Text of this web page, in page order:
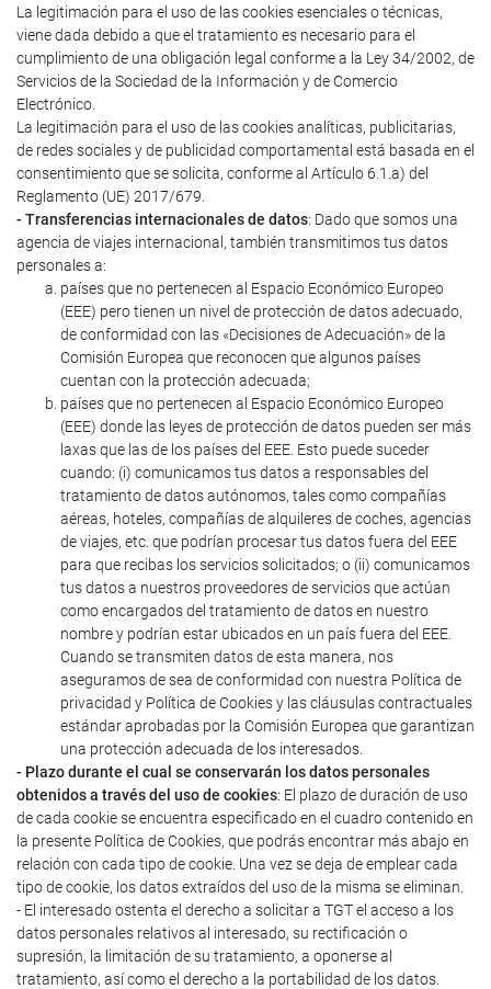
La legitimación para el uso de las cookies esenciales o técnicas,
viene dada debido a que el tratamiento es necesario para el
cumplimiento de una obligación legal conforme a la Ley 34/2002, de
Servicios de la Sociedad de la Información y de Comercio
Electrónico.
La legitimación para el uso de las cookies analíticas, publicitarias,
de redes sociales y de publicidad comportamental está basada en el
consentimiento que se solicita, conforme al Artículo 6.1.a) del
Reglamento (UE) 2017/679.
- Transferencias internacionales de datos: Dado que somos una
agencia de viajes internacional, también transmitimos tus datos
personales a:
países que no pertenecen al Espacio Económico Europeo
(EEE) pero tienen un nivel de protección de datos adecuado,
de conformidad con las «Decisiones de Adecuación» de la
Comisión Europea que reconocen que algunos países
cuentan con la protección adecuada;
países que no pertenecen al Espacio Económico Europeo
(EEE) donde las leyes de protección de datos pueden ser más
laxas que las de los países del EEE. Esto puede suceder
cuando: (i) comunicamos tus datos a responsables del
tratamiento de datos autónomos, tales como compañías
aéreas, hoteles, compañías de alquileres de coches, agencias
de viajes, etc. que podrían procesar tus datos fuera del EEE
para que recibas los servicios solicitados; o (ii) comunicamos
tus datos a nuestros proveedores de servicios que actúan
como encargados del tratamiento de datos en nuestro
nombre y podrían estar ubicados en un país fuera del EEE.
Cuando se transmiten datos de esta manera, nos
aseguramos de sea de conformidad con nuestra Política de
privacidad y Política de Cookies y las cláusulas contractuales
estándar aprobadas por la Comisión Europea que garantizan
una protección adecuada de los interesados.
- Plazo durante el cual se conservarán los datos personales
obtenidos a través del uso de cookies: El plazo de duración de uso
de cada cookie se encuentra especificado en el cuadro contenido en
la presente Política de Cookies, que podrás encontrar más abajo en
relación con cada tipo de cookie. Una vez se deja de emplear cada
tipo de cookie, los datos extraídos del uso de la misma se eliminan.
- El interesado ostenta el derecho a solicitar a TGT el acceso a los
datos personales relativos al interesado, su rectificación o
supresión, la limitación de su tratamiento, a oponerse al
tratamiento, así como el derecho a la portabilidad de los datos.